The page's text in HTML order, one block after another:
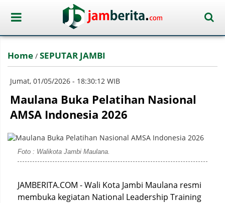
Home / SEPUTAR JAMBI
Jumat, 01/05/2026 - 18:30:12 WIB
Maulana Buka Pelatihan Nasional
AMSA Indonesia 2026
Foto : Walikota Jambi Maulana.
JAMBERITA.COM - Wali Kota Jambi Maulana resmi
membuka kegiatan National Leadership Training